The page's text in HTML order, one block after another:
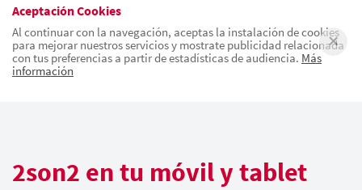
Aceptación Cookies
Al continuar con la navegación, aceptas la instalación de cookies
para mejorar nuestros servicios y mostrate publicidad relacionada
con tus preferencias a partir de estadísticas de audiencia. Más
información
2son2 en tu móvil y tablet